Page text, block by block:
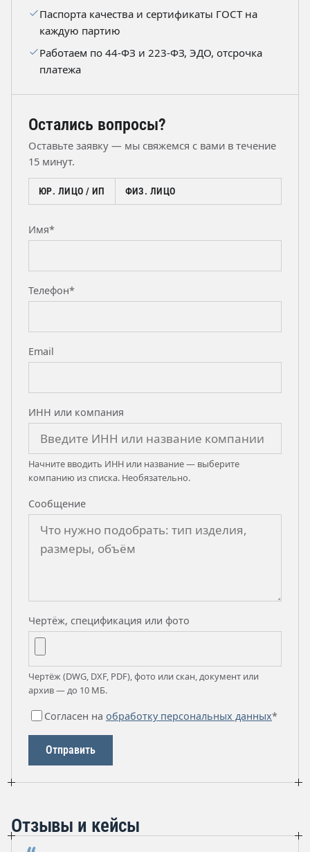
Паспорта качества и сертификаты ГОСТ на
каждую партию
Работаем по 44-ФЗ и 223-ФЗ, ЭДО, отсрочка
платежа
Остались вопросы?
Оставьте заявку — мы свяжемся с вами в течение
15 минут.
ЮР. ЛИЦО / ИП ФИЗ. ЛИЦО
Имя*
Телефон*
Email
ИНН или компания
Начните вводить ИНН или название — выберите
компанию из списка. Необязательно.
Сообщение
Чертёж, спецификация или фото
Чертёж (DWG, DXF, PDF), фото или скан, документ или
архив — до 10 МБ.
Согласен на обработку персональных данных*
Отправить
Отзывы и кейсы